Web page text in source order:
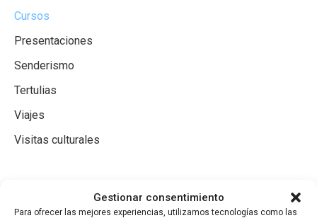
Gestionar consentimiento
Para ofrecer las mejores experiencias, utilizamos tecnologías como las
There is no Event
Cursos
Presentaciones
Senderismo
Tertulias
Viajes
Visitas culturales